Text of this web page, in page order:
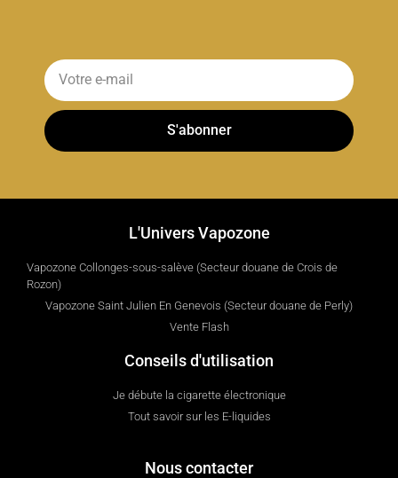
S'abonner
L'Univers Vapozone
Vapozone Collonges-sous-salève (Secteur douane de Crois de
Rozon)
Vapozone Saint Julien En Genevois (Secteur douane de Perly)
Vente Flash
Conseils d'utilisation
Je débute la cigarette électronique
Tout savoir sur les E-liquides
Nous contacter